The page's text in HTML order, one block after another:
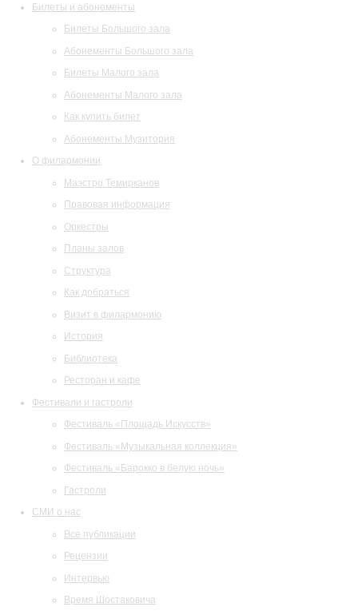
Билеты и абонементы
Билеты Большого зала
Абонементы Большого зала
Билеты Малого зала
Абонементы Малого зала
Как купить билет
Абонементы Музитория
О филармонии
Маэстро Темирканов
Правовая информация
Оркестры
Планы залов
Структура
Как добраться
Визит в филармонию
История
Библиотека
Ресторан и кафе
Фестивали и гастроли
Фестиваль «Площадь Искусств»
Фестиваль «Музыкальная коллекция»
Фестиваль «Барокко в белую ночь»
Гастроли
СМИ о нас
Все публикации
Рецензии
Интервью
Время Шостаковича